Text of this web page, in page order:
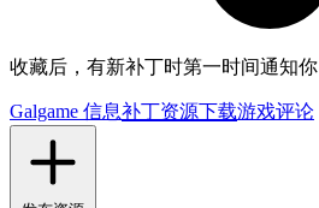
收藏后，有新补丁时第一时间通知你
Galgame 信息补丁资源下载游戏评论